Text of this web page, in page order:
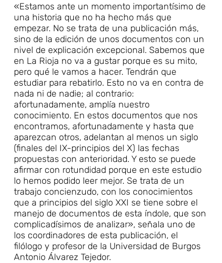
«Estamos ante un momento importantísimo de
una historia que no ha hecho más que
empezar. No se trata de una publicación más,
sino de la edición de unos documentos con un
nivel de explicación excepcional. Sabemos que
en La Rioja no va a gustar porque es su mito,
pero qué le vamos a hacer. Tendrán que
estudiar para rebatirlo. Esto no va en contra de
nada ni de nadie; al contrario:
afortunadamente, amplía nuestro
conocimiento. En estos documentos que nos
encontramos, afortunadamente y hasta que
aparezcan otros, adelantan al menos un siglo
(finales del IX-principios del X) las fechas
propuestas con anterioridad. Y esto se puede
afirmar con rotundidad porque en este estudio
lo hemos podido leer mejor. Se trata de un
trabajo concienzudo, con los conocimientos
que a principios del siglo XXI se tiene sobre el
manejo de documentos de esta índole, que son
complicadísimos de analizar», señala uno de
los coordinadores de esta publicación, el
filólogo y profesor de la Universidad de Burgos
Antonio Álvarez Tejedor.